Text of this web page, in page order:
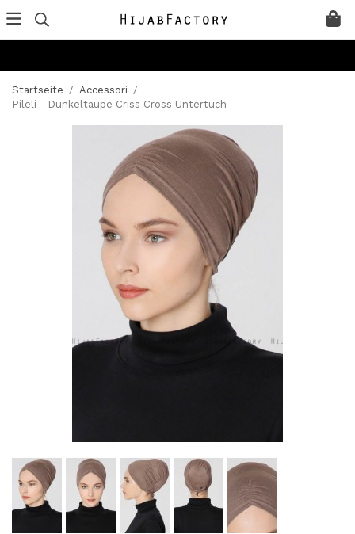
Startseite / Accessori /
Pileli - Dunkeltaupe Criss Cross Untertuch